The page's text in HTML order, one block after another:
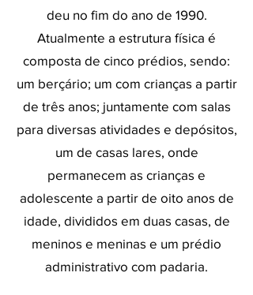
deu no fim do ano de 1990.
Atualmente a estrutura física é
composta de cinco prédios, sendo:
um berçário; um com crianças a partir
de três anos; juntamente com salas
para diversas atividades e depósitos,
um de casas lares, onde
permanecem as crianças e
adolescente a partir de oito anos de
idade, divididos em duas casas, de
meninos e meninas e um prédio
administrativo com padaria.